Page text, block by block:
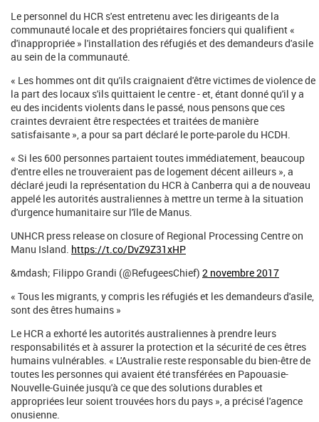
Le personnel du HCR s'est entretenu avec les dirigeants de la
communauté locale et des propriétaires fonciers qui qualifient «
d'inappropriée » l'installation des réfugiés et des demandeurs d'asile
au sein de la communauté.
« Les hommes ont dit qu'ils craignaient d'être victimes de violence de
la part des locaux s'ils quittaient le centre - et, étant donné qu'il y a
eu des incidents violents dans le passé, nous pensons que ces
craintes devraient être respectées et traitées de manière
satisfaisante », a pour sa part déclaré le porte-parole du HCDH.
« Si les 600 personnes partaient toutes immédiatement, beaucoup
d'entre elles ne trouveraient pas de logement décent ailleurs », a
déclaré jeudi la représentation du HCR à Canberra qui a de nouveau
appelé les autorités australiennes à mettre un terme à la situation
d'urgence humanitaire sur l'île de Manus.
UNHCR press release on closure of Regional Processing Centre on
Manu Island. https://t.co/DvZ9Z31xHP
&mdash; Filippo Grandi (@RefugeesChief) 2 novembre 2017
« Tous les migrants, y compris les réfugiés et les demandeurs d'asile,
sont des êtres humains »
Le HCR a exhorté les autorités australiennes à prendre leurs
responsabilités et à assurer la protection et la sécurité de ces êtres
humains vulnérables. « L'Australie reste responsable du bien-être de
toutes les personnes qui avaient été transférées en Papouasie-
Nouvelle-Guinée jusqu'à ce que des solutions durables et
appropriées leur soient trouvées hors du pays », a précisé l'agence
onusienne.